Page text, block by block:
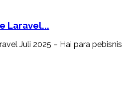
Laravel...
Juli 2025 – Hai para pebisnis